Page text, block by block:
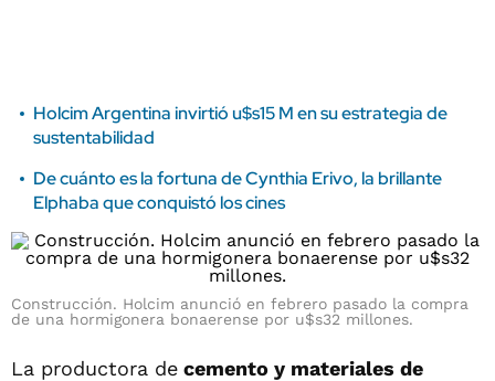
Holcim Argentina invirtió u$s15 M en su estrategia de
sustentabilidad
De cuánto es la fortuna de Cynthia Erivo, la brillante
Elphaba que conquistó los cines
Construcción. Holcim anunció en febrero pasado la compra
de una hormigonera bonaerense por u$s32 millones.
La productora de cemento y materiales de